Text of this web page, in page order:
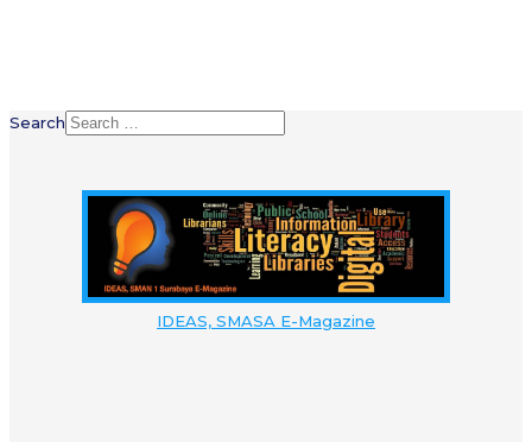
Search
IDEAS, SMASA E-Magazine